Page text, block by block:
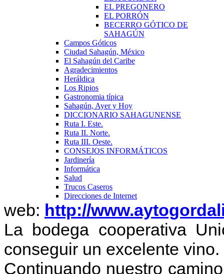
EL PREGONERO
EL PORRÓN
BECERRO GÓTICO DE
SAHAGÚN
Campos Góticos
Ciudad Sahagún, México
El Sahagún del Caribe
Agradecimientos
Heráldica
Los Ripios
Gastronomia típica
Sahagún, Ayer y Hoy
DICCIONARIO SAHAGUNENSE
Ruta I. Este.
Ruta II. Norte.
Ruta III. Oeste.
CONSEJOS INFORMÁTICOS
Jardinería
Informática
Salud
Trucos Caseros
Direcciones de Internet
web: http://
La bodega cooperativa
conseguir un excelente vino.
Continuando nuestro